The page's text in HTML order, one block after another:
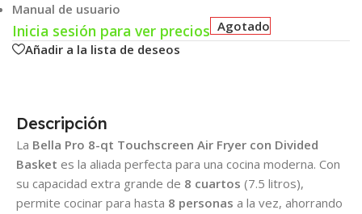
Manual de usuario
Inicia sesión para ver precios Agotado
Añadir a la lista de deseos
Descripción
La Bella Pro 8-qt Touchscreen Air Fryer con Divided
Basket es la aliada perfecta para una cocina moderna. Con
su capacidad extra grande de 8 cuartos (7.5 litros),
permite cocinar para hasta 8 personas a la vez, ahorrando